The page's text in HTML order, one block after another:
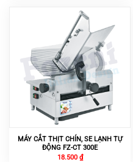
MÁY CẮT THỊT CHÍN, SE LẠNH TỰ
ĐỘNG FZ-CT 300E
18.500 ₫